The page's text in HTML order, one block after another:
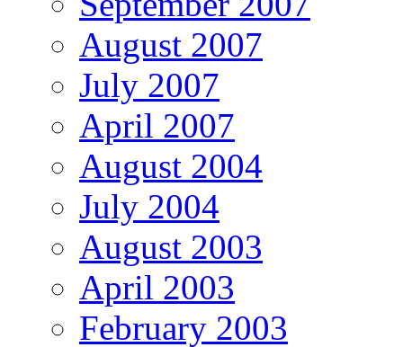
August 2007
July 2007
April 2007
August 2004
July 2004
August 2003
April 2003
February 2003